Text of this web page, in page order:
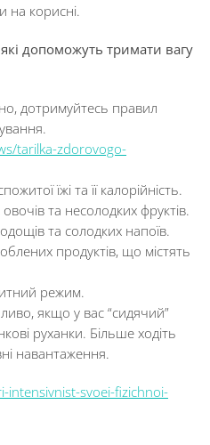
на корисні.
допоможуть тримати вагу
дотримуйтесь правил
tarilka-zdorovogo-
їжі та її калорійність.
та несолодких фруктів.
та солодких напоїв.
продуктів, що містять
режим.
якщо у вас “сидячий”
руханки. Більше ходіть
навантаження.
svoei-fizichnoi-